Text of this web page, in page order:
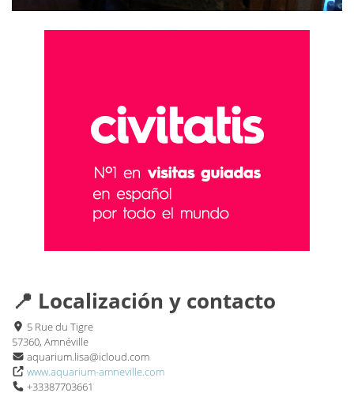
📍 Localización y contacto
5 Rue du Tigre
57360, Amnéville
aquarium.lisa@icloud.com
www.aquarium-amneville.com
+33387703661